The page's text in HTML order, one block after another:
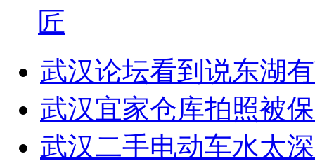
匠
武汉论坛看到说东湖
武汉宜家仓库拍照被
武汉二手电动车水太